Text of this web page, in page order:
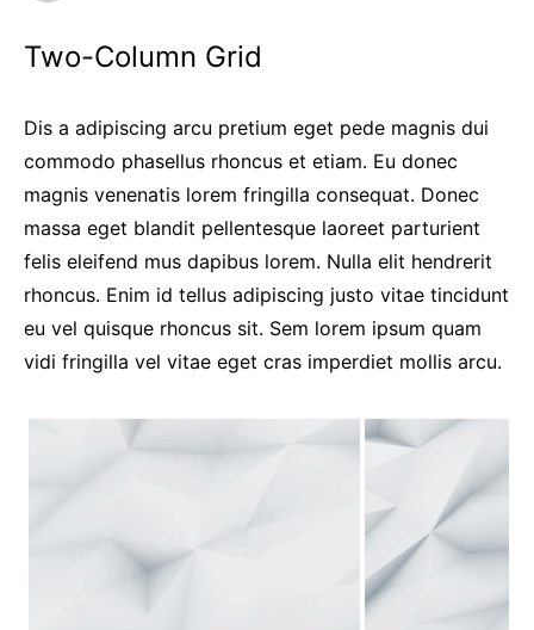
Two-Column Grid
Dis a adipiscing arcu pretium eget pede magnis dui
commodo phasellus rhoncus et etiam. Eu donec
magnis venenatis lorem fringilla consequat. Donec
massa eget blandit pellentesque laoreet parturient
felis eleifend mus dapibus lorem. Nulla elit hendrerit
rhoncus. Enim id tellus adipiscing justo vitae tincidunt
eu vel quisque rhoncus sit. Sem lorem ipsum quam
vidi fringilla vel vitae eget cras imperdiet mollis arcu.